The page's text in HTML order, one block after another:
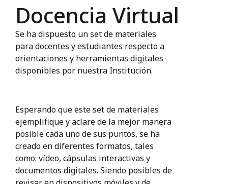
Docencia Virtual
Se ha dispuesto un set de materiales
para docentes y estudiantes respecto a
orientaciones y herramientas digitales
disponibles por nuestra Institución.
Esperando que este set de materiales
ejemplifique y aclare de la mejor manera
posible cada uno de sus puntos, se ha
creado en diferentes formatos, tales
como: vídeo, cápsulas interactivas y
documentos digitales. Siendo posibles de